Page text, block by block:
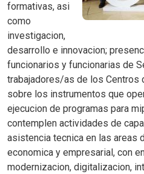
formativas, asi
como
investigacion,
desarrollo e innovacion;
funcionarios y funcionarias de
trabajadores/as de los Centros
sobre los instrumentos que
ejecucion de programas para
contemplen actividades de
asistencia tecnica en las areas
economica y empresarial, con
modernizacion, digitalizacion,